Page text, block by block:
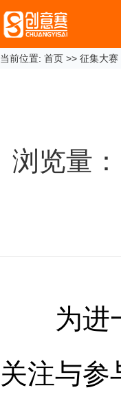
当前位置: 首页 >> 征集大赛
浏览量：
为进
关注与参